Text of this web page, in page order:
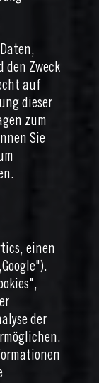
den Zweck
auf
dieser
zum
Sie
einen
der